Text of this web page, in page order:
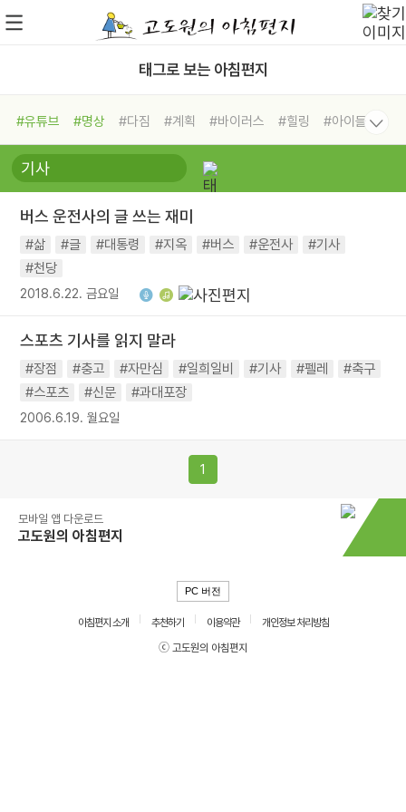
태그로 보는 아침편지
#유튜브 #명상 #다짐 #계획 #바이러스 #힐링
#아이들
#비전캠프
#독서캠프 #삶
#희망
#나눔 #친구 #링컨학교
#독서
#건강 #면역력
버스 운전사의 글 쓰는 재미
#삶 #글 #대통령 #지옥 #버스 #운전사
#기사
#천당
2018.6.22. 금요일
스포츠 기사를 읽지 말라
#장점 #충고 #자만심 #일희일비 #기사 #펠레
#축구
#스포츠
#신문 #과대포장
2006.6.19. 월요일
1
모바일 앱 다운로드
고도원의 아침편지
PC 버전
아침편지 소개 추천하기 이용약관
개인정보 처리방침
ⓒ 고도원의 아침편지